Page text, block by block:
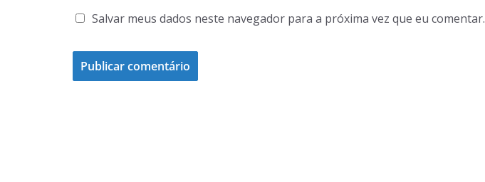
Salvar meus dados neste navegador para a próxima vez que eu comentar.